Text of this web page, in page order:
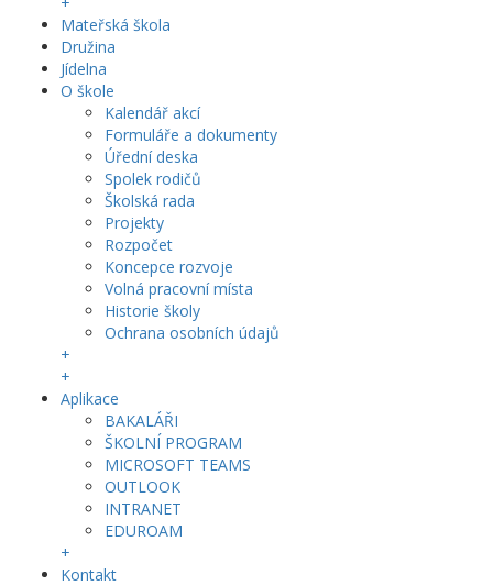
Mateřská škola
Družina
Jídelna
O škole
Kalendář akcí
Formuláře a dokumenty
Úřední deska
Spolek rodičů
Školská rada
Projekty
Rozpočet
Koncepce rozvoje
Volná pracovní místa
Historie školy
Ochrana osobních údajů
+
+
Aplikace
BAKALÁŘI
ŠKOLNÍ PROGRAM
MICROSOFT TEAMS
OUTLOOK
INTRANET
EDUROAM
+
Kontakt